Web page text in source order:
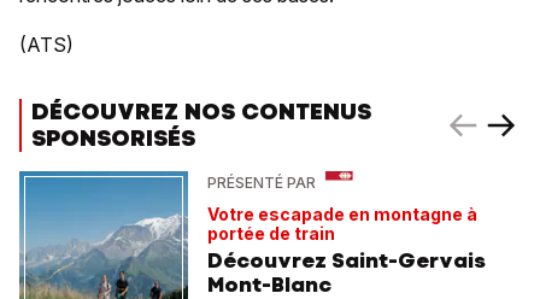
(ATS)
DÉCOUVREZ NOS CONTENUS
SPONSORISÉS
PRÉSENTÉ PAR
Votre escapade en montagne à
portée de train
Découvrez Saint-Gervais
Mont-Blanc